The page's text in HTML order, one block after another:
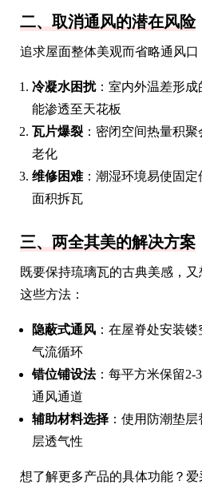
二、取消通风的潜在风险
追求屋面整体美观而省略通风口
冷凝水困扰：室内外温差形
能渗透至天花板
瓦片爆裂 ：密闭空间热量积
老化
维修困难：潮湿环境易使固
面积拆瓦
三、两全其美的解决方案
既要保持琉璃瓦的古典美感，
这些方法：
隐蔽式通风 ：在屋脊处安装
气流循环
错位铺设法：每平方米保留2-
通风通道
辅助材料选择 ：使用防潮垫
层透气性
想了解更多产品的具体功能？